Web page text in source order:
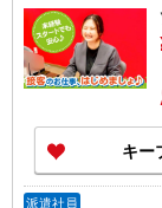
キー
派遣社員